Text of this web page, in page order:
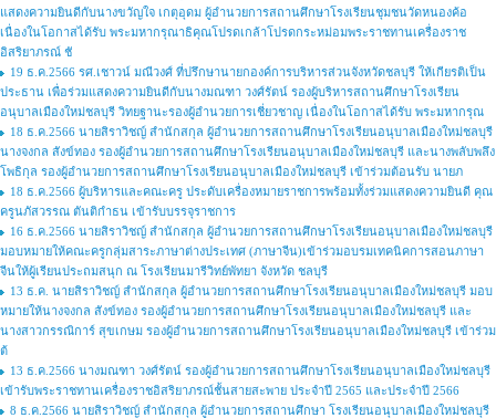
แสดงความยินดีกับนางขวัญใจ เกตุอุดม ผู้อำนวยการสถานศึกษาโรงเรียนชุมชนวัดหนองค้อ
เนื่องในโอกาสได้รับ พระมหากรุณาธิคุณโปรดเกล้าโปรดกระหม่อมพระราชทานเครื่องราช
อิสริยาภรณ์ ชั
19 ธ.ค.2566 รศ.เชาวน์ มณีวงศ์ ที่ปรึกษานายกองค์การบริหารส่วนจังหวัดชลบุรี ให้เกียรติเป็น
ประธาน เพื่อร่วมแสดงความยินดีกับนางมณฑา วงศ์รัตน์ รองผู้บริหารสถานศึกษาโรงเรียน
อนุบาลเมืองใหม่ชลบุรี วิทยฐานะรองผู้อำนวยการเชี่ยวชาญ เนื่องในโอกาสได้รับ พระมหากรุณ
18 ธ.ค.2566 นายสิราวิชญ์ สำนักสกุล ผู้อำนวยการสถานศึกษาโรงเรียนอนุบาลเมืองใหม่ชลบุรี
นางจงกล สังข์ทอง รองผู้อำนวยการสถานศึกษาโรงเรียนอนุบาลเมืองใหม่ชลบุรี และนางพลับพลึง
โพธิกุล รองผู้อำนวยการสถานศึกษาโรงเรียนอนุบาลเมืองใหม่ชลบุรี เข้าร่วมต้อนรับ นายภ
18 ธ.ค.2566 ผู้บริหารและคณะครู ประดับเครื่องหมายราชการพร้อมทั้งร่วมแสดงความยินดี คุณ
ครูนภัสวรรณ ตันติกำธน เข้ารับบรรจุราชการ
16 ธ.ค.2566 นายสิราวิชญ์ สำนักสกุล ผู้อำนวยการสถานศึกษาโรงเรียนอนุบาลเมืองใหม่ชลบุรี
มอบหมายให้คณะครูกลุ่มสาระภาษาต่างประเทศ (ภาษาจีน)เข้าร่วมอบรมเทคนิคการสอนภาษา
จีนให้ผู้เรียนประถมสนุก ณ โรงเรียนมารีวิทย์พัทยา จังหวัด ชลบุรี
13 ธ.ค. นายสิราวิชญ์ สำนักสกุล ผู้อำนวยการสถานศึกษาโรงเรียนอนุบาลเมืองใหม่ชลบุรี มอบ
หมายให้นางจงกล สังข์ทอง รองผู้อำนวยการสถานศึกษาโรงเรียนอนุบาลเมืองใหม่ชลบุรี และ
นางสาวกรรณิการ์ สุขเกษม รองผู้อำนวยการสถานศึกษาโรงเรียนอนุบาลเมืองใหม่ชลบุรี เข้าร่วม
ต้
13 ธ.ค.2566 นางมณฑา วงศ์รัตน์ รองผู้อำนวยการสถานศึกษาโรงเรียนอนุบาลเมืองใหม่ชลบุรี
เข้ารับพระราชทานเครื่องราชอิสริยาภรณ์ชั้นสายสะพาย ประจำปี 2565 และประจำปี 2566
8 ธ.ค.2566 นายสิราวิชญ์ สำนักสกุล ผู้อำนวยการสถานศึกษา โรงเรียนอนุบาลเมืองใหม่ชลบุรี